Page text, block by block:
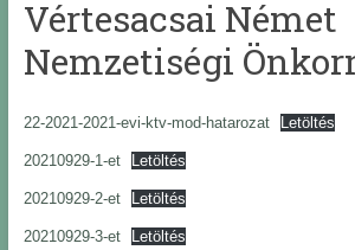
Vértesacsai Német
Nemzetiségi
22-2021-2021-evi-ktv-mod-hatarozat Letöltés
20210929-1-et Letöltés
20210929-2-et Letöltés
20210929-3-et Letöltés